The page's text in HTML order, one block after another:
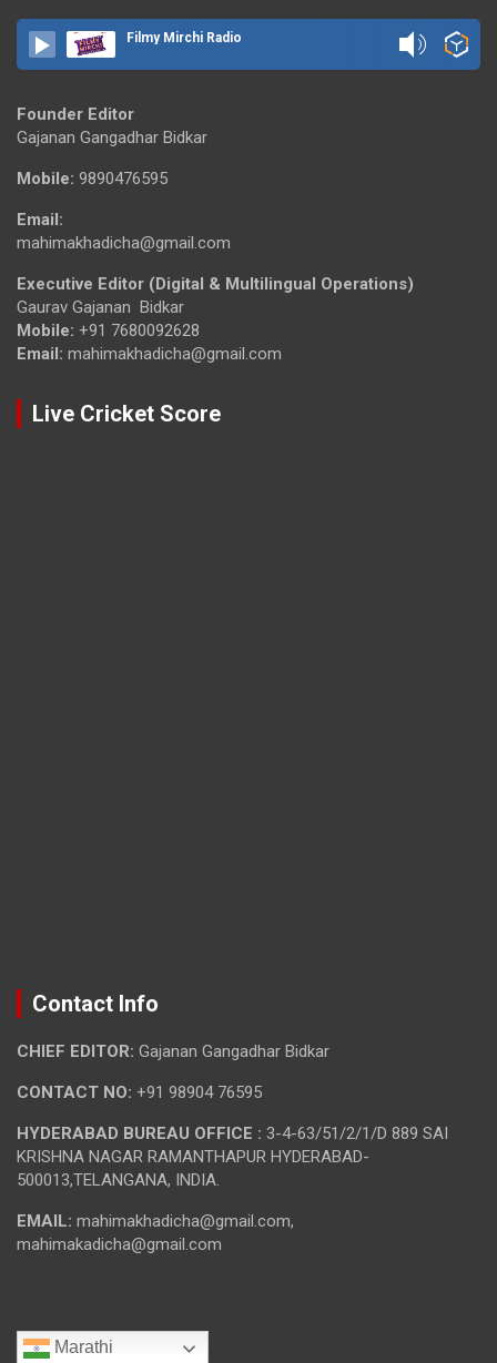
Filmy Mirchi Radio
Founder Editor
Gajanan Gangadhar Bidkar
Mobile: 9890476595
Email:
mahimakhadicha@gmail.com
Executive Editor (Digital & Multilingual Operations)
Gaurav Gajanan Bidkar
Mobile: +91 7680092628
Email: mahimakhadicha@gmail.com
Live Cricket Score
Contact Info
CHIEF EDITOR: Gajanan Gangadhar Bidkar
CONTACT NO: +91 98904 76595
HYDERABAD BUREAU OFFICE : 3-4-63/51/2/1/D 889 SAI
KRISHNA NAGAR RAMANTHAPUR HYDERABAD-
500013,TELANGANA, INDIA.
EMAIL: mahimakhadicha@gmail.com,
mahimakadicha@gmail.com
Marathi